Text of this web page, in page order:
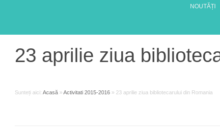
NOUTĂȚI
23 aprilie ziua
Sunteți aici: Acasă »Activitati 2015-2016 » 23 aprilie ziua bibliotecarului din Romania